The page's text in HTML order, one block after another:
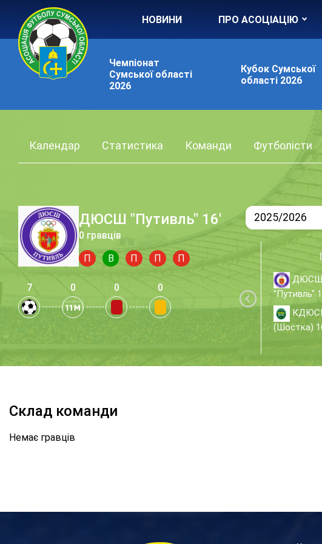
НОВИНИ ПРО АСОЦІАЦІЮ
Чемпіонат
Сумської області
2026
Кубок Сумської
області 2026
Календар Статистика Команди Футболісти
ДЮСШ "Путивль" 16'
0 гравців
П В П П П
7 0 0 0
2025/2026
ДЮСШ
"Путивль"
(Шостка)
Склад команди
Немає гравців